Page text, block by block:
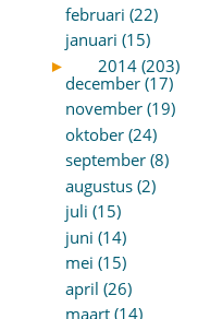
februari (22)
januari (15)
►
2014 (203)
december (17)
november (19)
oktober (24)
september (8)
augustus (2)
juli (15)
juni (14)
mei (15)
april (26)
maart (14)